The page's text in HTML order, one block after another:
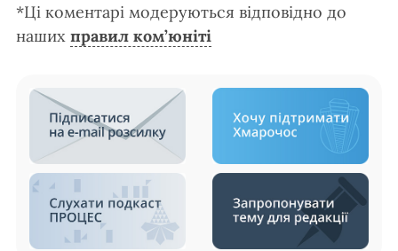
*Ці коментарі модеруються відповідно до
наших правил ком’юніті